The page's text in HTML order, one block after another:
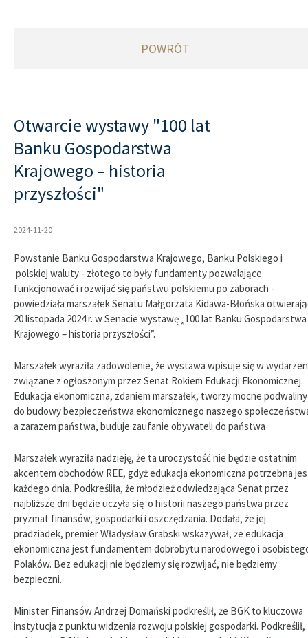
POWRÓT
Otwarcie wystawy "100 lat
Banku Gospodarstwa
Krajowego – historia
przyszłości"
2024-11-20
Powstanie Banku Gospodarstwa Krajowego, Banku Polskiego i
polskiej waluty - złotego to były fundamenty pozwalające
funkcjonować i rozwijać się państwu polskiemu po zaborach -
powiedziała marszałek Senatu Małgorzata Kidawa-Błońska
20 listopada 2024 r. w Senacie wystawę „100 lat Banku Gospodarstwa
Krajowego – historia przyszłości”.
Marszałek wyraziła zadowolenie, że wystawa wpisuje się w
związane z ogłoszonym przez Senat Rokiem Edukacji Ekonomicznej.
Edukacja ekonomiczna, zdaniem marszałek, tworzy mocne podwaliny
do budowy bezpieczeństwa ekonomicznego naszego
a zarazem państwa, buduje zaufanie obywateli do państwa
Marszałek wyraziła nadzieję, że ta uroczystość nie będzie ostatnim
akcentem obchodów REE, gdyż edukacja ekonomiczna potrzebna
każdego dnia. Podkreśliła, że młodzież odwiedzająca Senat przez
najbliższe dni będzie uczyła się o historii naszego państwa przez
pryzmat finansów, gospodarki i oszczędzania. Dodała, że jej
pradziadek, premier Władysław Grabski wskazywał, że edukacja
ekonomiczna jest fundamentem dobrobytu narodowego i
Polaków. Bez edukacji nie będziemy się rozwijać, nie będziemy
bezpieczni.
Minister Finansów Andrzej Domański podkreślił, że BGK to kluczowa
instytucja z punktu widzenia rozwoju polskiej gospodarki. Podkreślił,